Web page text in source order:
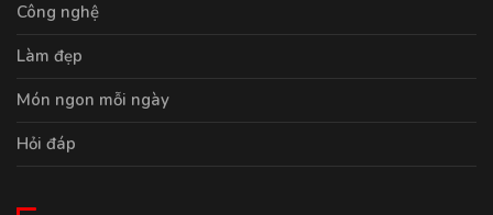
Công nghệ
Làm đẹp
Món ngon mỗi ngày
Hỏi đáp